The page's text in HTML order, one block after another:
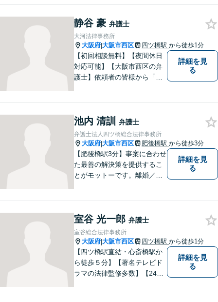
離婚／相続／不動産関連／企
業法務など、幅広く対応。ご
相談者様とともに問題を解決
していきます。
静谷 豪 弁護士
大河法律事務所
大阪府|大阪市西区 四ツ橋駅 から徒歩1分
【初回相談無料】【夜間休日
対応可能】【大阪市西区の弁
護士】依頼者の皆様から「お
詳細を見
る
池内 清訓 弁護士
弁護士法人四ツ橋総合法律事務所
大阪府|大阪市西区 肥後橋駅 から徒歩3分
【肥後橋駅3分】事案に合わせ
た最善の解決策を提供するこ
とがモットーです。離婚／交
で、皆様の抱えるお困りごと
を解決へとスピーディに導き
ます。
詳細を見
る
室谷 光一郎 弁護士
室谷総合法律事務所
大阪府|大阪市西区 四ツ橋駅 から徒歩1分
【四ツ橋駅直結・心斎橋駅か
ら徒歩５分】【著名テレビド
ラマの法律監修多数】【24時
詳細を見
る